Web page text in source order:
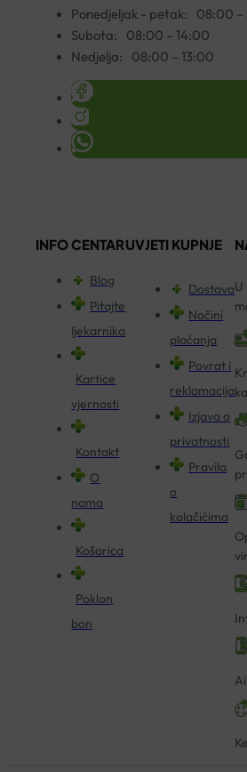
Ponedjeljak - petak:
08:00
Subota:
08:00 – 14:00
Nedjelja:
08:00 – 13:00
INFO CENTAR
Blog
Pitajte
ljekarnika
Kartice
vjernosti
Kontakt
O
nama
Košarica
Poklon
bon
UVJETI KUPNJE
Dostava
Načini
plaćanja
Povrat i
reklamacija
Izjava o
privatnosti
Pravila
o
kolačićima
U